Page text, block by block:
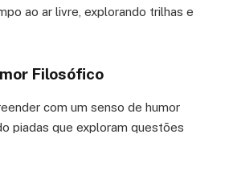
ao ar livre, explorando trilhas e
Filosófico
com um senso de humor
piadas que exploram questões